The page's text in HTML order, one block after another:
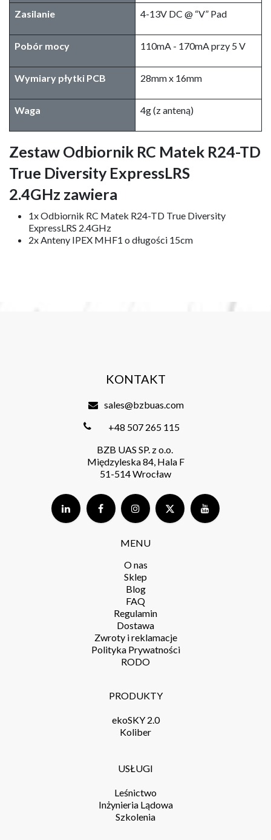
Zasilanie 4-13V DC @ “V” Pad
Pobór mocy 110mA - 170mA przy 5 V
Wymiary płytki PCB​ 28mm x 16mm
Waga 4g (z anteną)
Zestaw Odbiornik RC Matek R24-TD
True Diversity ExpressLRS
2.4GHz zawiera
1x Odbiornik RC Matek R24-TD True Diversity
ExpressLRS 2.4GHz
2x Anteny IPEX MHF1 o długości 15cm
MENU
O nas
Sklep
Blog
FAQ
Regulamin
Dostawa
Zwroty i reklamacje
Polityka Prywatności
RODO
PRODUKTY
ekoSKY 2.0
Koliber
USŁUGI
Leśnictwo
Inżynieria Lądowa
Szkolenia
KONTAKT
sales@bzbuas.com
+48 507 265 115
BZB UAS SP. z o.o.
Międzyleska 84, Hala F
51-514 Wrocław